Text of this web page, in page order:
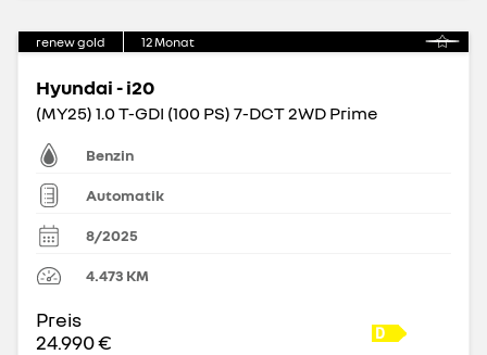
renew gold 12Monat
Hyundai - i20
(MY25) 1.0 T-GDI (100 PS) 7-DCT 2WD Prime
Benzin
Automatik
8/2025
4.473 KM
Preis
24.990 €